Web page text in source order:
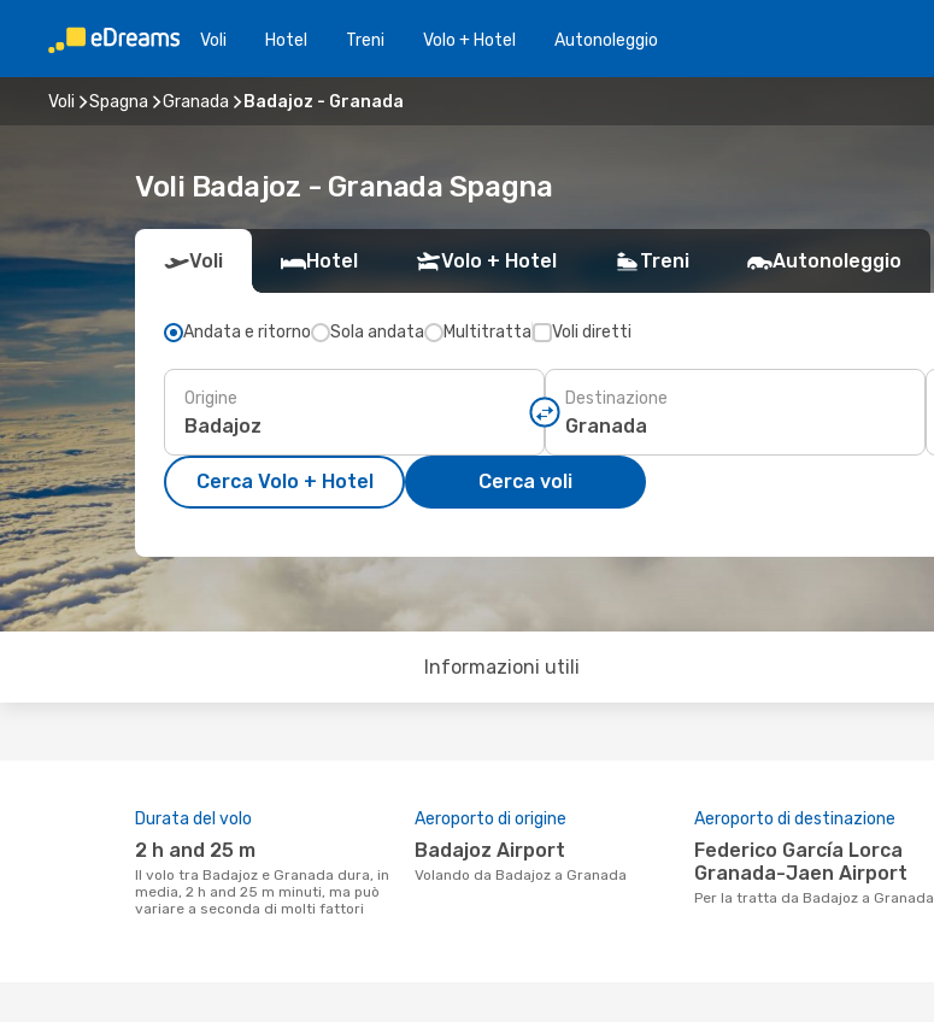
Voli Hotel Treni Volo + Hotel Autonoleggio
Voli Spagna Granada Badajoz - Granada
Voli Badajoz - Granada Spagna
Voli Hotel Volo + Hotel Treni Autonoleggio
Andata e ritorno Sola andata Multitratta Voli diretti
Origine Destinazione
Cerca Volo + Hotel Cerca voli
Informazioni utili
Durata del volo
2 h and 25 m
Il volo tra Badajoz e Granada dura, in
media, 2 h and 25 m minuti, ma può
variare a seconda di molti fattori
Aeroporto di origine
Badajoz Airport
Volando da Badajoz a Granada
Aeroporto di destinazione
Federico García Lorca
Granada-Jaen Airport
Per la tratta da Badajoz a Granada